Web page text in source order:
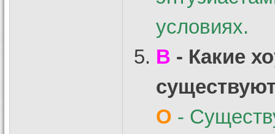
условиях.
В - Какие
О -